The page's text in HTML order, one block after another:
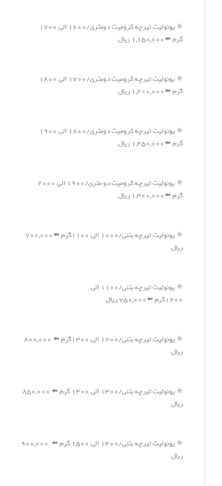
✳️ یونولیت تیرچه کرومیت دومتری/۱۶۰۰ الی ۱۷۰۰
گرم ⬅️۱,۱۵۰,۰۰۰ ریال
✳️ یونولیت تیرچه کرومیت دومتری/۱۷۰۰ الی ۱۸۰۰
گرم ⬅️۱,۲۰۰,۰۰۰ ریال
✳️ یونولیت تیرچه کرومیت دومتری/۱۸۰۰ الی ۱۹۰۰
گرم ⬅️۱,۲۵۰,۰۰۰ ریال
✳️ یونولیت تیرچه کرومیت دو متری/۱۹۰۰ الی ۲۰۰۰
گرم ⬅️۱,۳۰۰,۰۰۰ ریال
✳️ یونولیت تیرچه بتنی/۱۰۰۰ الی ۱۱۰۰گرم ⬅️۷۰۰,۰۰۰
ریال
✳️ یونولیت تیرچه بتنی/۱۱۰۰ الی
۱۲۰۰گرم ⬅️۷۵۰,۰۰۰ ریال
✳️ یونولیت تیرچه بتنی/۱۲۰۰ الی ۱۳۰۰گرم ⬅️ ۸۰۰,۰۰۰
ریال
✳️ یونولیت تیرچه بتنی/۱۳۰۰ الی ۱۴۰۰ گرم ⬅️ ۸۵۰,۰۰۰
ریال
✳️ یونولیت تیرچه بتنی/۱۴۰۰ الی ۱۵۰۰ گرم ⬅️ ۹۰۰,۰۰۰
ریال